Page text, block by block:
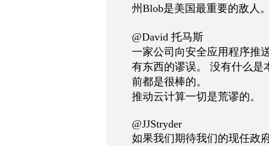
州Blob是美国最重要的敌人
@David 托马斯
一家公司向安全应用程序推
有东西的谬误。 没有什么是
前都是很棒的。
推动云计算一切是荒谬的。
@JJStryder
如果我们期待我们的现任政